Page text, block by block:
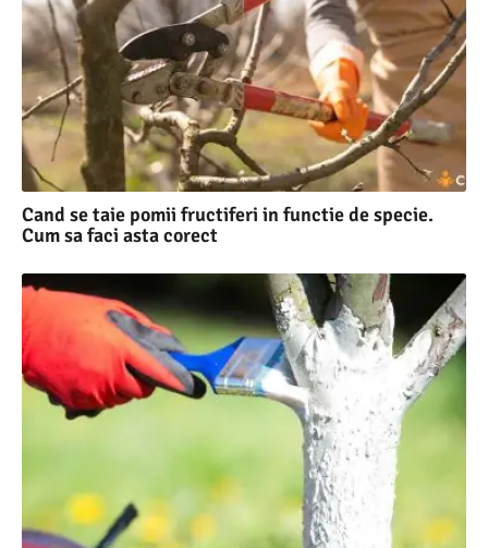
Cand se taie pomii fructiferi in functie de specie.
Cum sa faci asta corect